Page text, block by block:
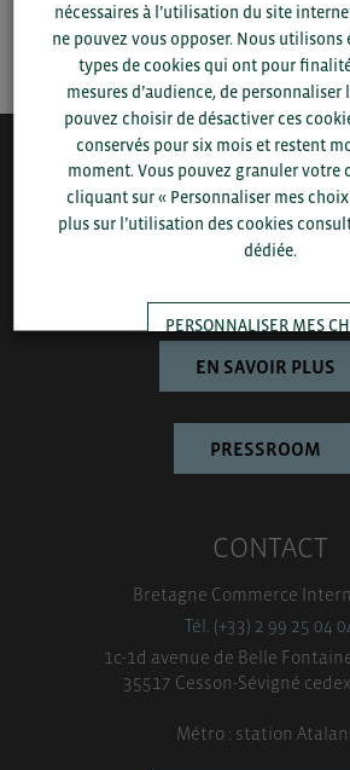
SAUVEGARDER
QUI-SOMMES
Bretagne Commerce International est
de 1000 entreprises bretonnes sur
l’économie
EN SAVOIR PLUS
PRESSROOM
CONTACT
Bretagne Commerce
Tél. (+33) 2 99 25 04
1c-1d avenue de Belle
35517 Cesson-Sévigné
Métro : station
nécessaires à l’utilisation du site
ne pouvez vous opposer. Nous utilisons
types de cookies qui ont pour
mesures d’audience, de personnaliser
pouvez choisir de désactiver ces
conservés pour six mois et restent
moment. Vous pouvez granuler votre
cliquant sur « Personnaliser mes
plus sur l’utilisation des cookies
dédiée.
PERSONNALISER MES